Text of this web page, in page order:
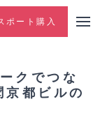
ポート購入
クでつな
京都ビルの